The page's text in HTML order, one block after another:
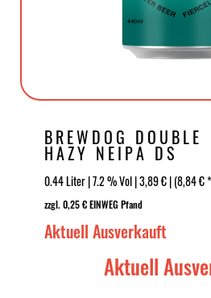
BREWDOG DOUBLE
HAZY NEIPA DS
0.44 Liter | 7.2 % Vol | 3,89 € | (8,84 €
zzgl. 0,25 € EINWEG Pfand
Aktuell Ausverkauft
Aktuell